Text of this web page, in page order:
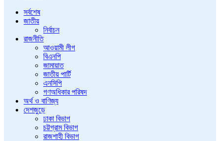
সর্বশেষ
জাতীয়
নির্বাচন
রাজনীতি
আওয়ামী লীগ
বিএনপি
জামায়াত
জাতীয় পার্টি
এনসিপি
গণঅধিকার পরিষদ
অর্থ ও বাণিজ্য
দেশজুড়ে
ঢাকা বিভাগ
চট্টগ্রাম বিভাগ
রাজশাহী বিভাগ